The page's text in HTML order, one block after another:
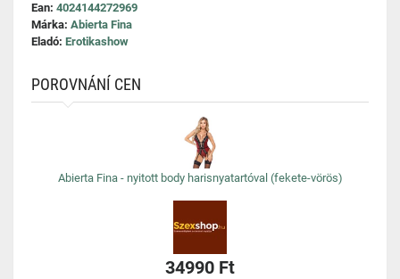
Ean: 4024144272969
Márka: Abierta Fina
Eladó: Erotikashow
POROVNÁNÍ CEN
Abierta Fina - nyitott body harisnyatartóval (fekete-vörös)
34990 Ft